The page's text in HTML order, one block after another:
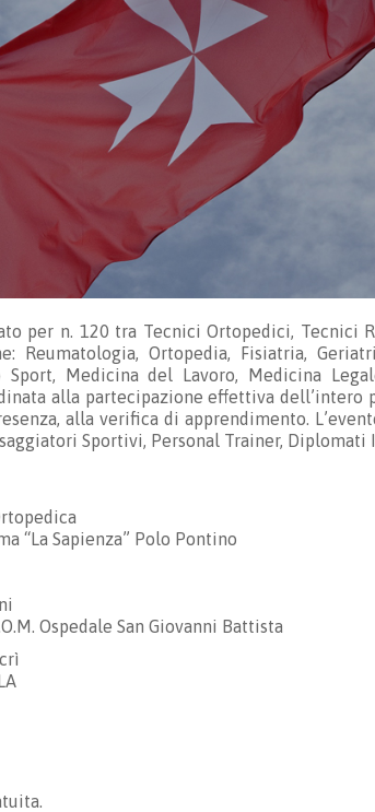
per n. 120 tra Tecnici Ortopedici, Tecnici
Reumatologia, Ortopedia, Fisiatria,
Medicina del Lavoro, Medicina
alla partecipazione effettiva dell’intero
alla verifica di apprendimento.
Sportivi, Personal Trainer, Diplomati
“La Sapienza” Polo Pontino
Ospedale San Giovanni Battista